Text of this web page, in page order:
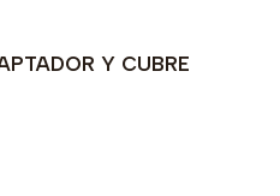
Y CUBRE